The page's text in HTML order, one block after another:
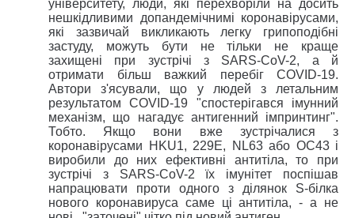
університету, люди, які перехворіли на досить
нешкідливими допандемічнимі коронавірусами,
які зазвичай викликають легку грипоподібні
застуду, можуть бути не тільки не краще
захищені при зустрічі з SARS-CoV-2, а й
отримати більш важкий перебіг COVID-19.
Автори з'ясували, що у людей з летальним
результатом COVID-19 "спостерігався імунний
механізм, що нагадує антигенний імпринтинг".
Тобто. Якщо вони вже зустрічалися з
коронавірусами HKU1, 229E, NL63 або OC43 і
виробили до них ефективні антитіла, то при
зустрічі з SARS-CoV-2 їх імунітет поспішав
напрацювати проти одного з ділянок S-білка
нового коронавируса саме ці антитіла, - а не